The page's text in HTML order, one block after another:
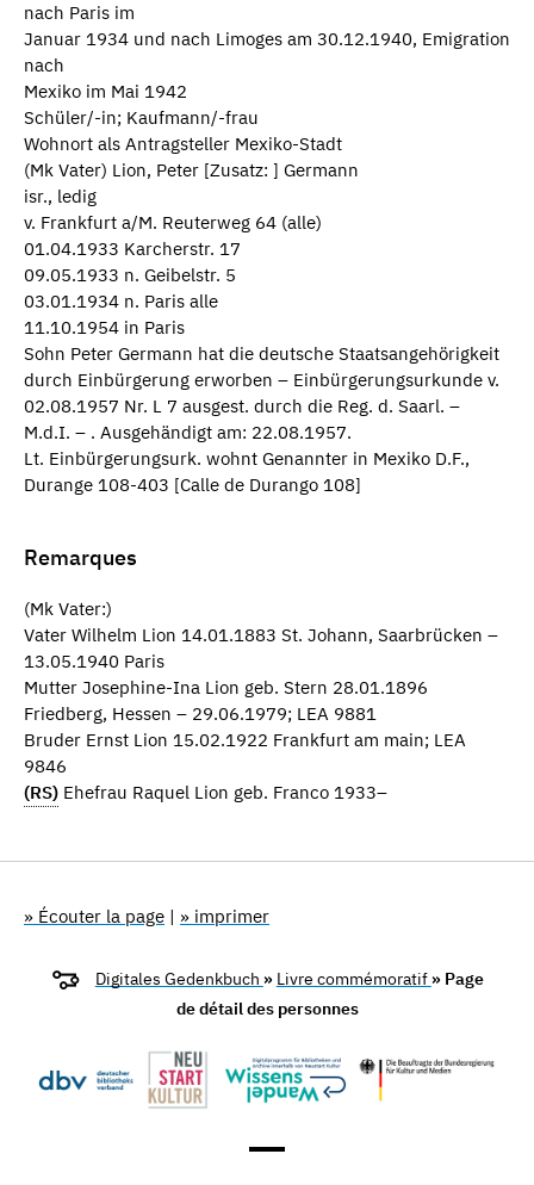
nach Paris im
Januar 1934 und nach Limoges am 30.12.1940, Emigration
nach
Mexiko im Mai 1942
Schüler/-in; Kaufmann/-frau
Wohnort als Antragsteller Mexiko-Stadt
(Mk Vater) Lion, Peter [Zusatz: ] Germann
isr., ledig
v. Frankfurt a/M. Reuterweg 64 (alle)
01.04.1933 Karcherstr. 17
09.05.1933 n. Geibelstr. 5
03.01.1934 n. Paris alle
11.10.1954 in Paris
Sohn Peter Germann hat die deutsche Staatsangehörigkeit
durch Einbürgerung erworben – Einbürgerungsurkunde v.
02.08.1957 Nr. L 7 ausgest. durch die Reg. d. Saarl. –
M.d.I. – . Ausgehändigt am: 22.08.1957.
Lt. Einbürgerungsurk. wohnt Genannter in Mexiko D.F.,
Durange 108-403 [Calle de Durango 108]
Remarques
(Mk Vater:)
Vater Wilhelm Lion 14.01.1883 St. Johann, Saarbrücken –
13.05.1940 Paris
Mutter Josephine-Ina Lion geb. Stern 28.01.1896
Friedberg, Hessen – 29.06.1979; LEA 9881
Bruder Ernst Lion 15.02.1922 Frankfurt am main; LEA
9846
(RS) Ehefrau Raquel Lion geb. Franco 1933–
» Écouter la page | » imprimer
Digitales Gedenkbuch » Livre commémoratif » Page
de détail des personnes